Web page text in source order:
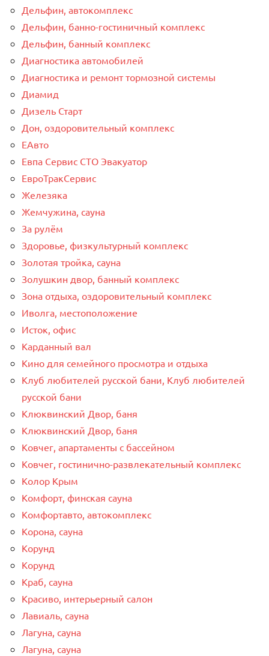
Дельфин, автокомплекс
Дельфин, банно-гостиничный комплекс
Дельфин, банный комплекс
Диагностика автомобилей
Диагностика и ремонт тормозной системы
Диамид
Дизель Старт
Дон, оздоровительный комплекс
ЕАвто
Евпа Сервис СТО Эвакуатор
ЕвроТракСервис
Железяка
Жемчужина, сауна
За рулём
Здоровье, физкультурный комплекс
Золотая тройка, сауна
Золушкин двор, банный комплекс
Зона отдыха, оздоровительный комплекс
Иволга, местоположение
Исток, офис
Карданный вал
Кино для семейного просмотра и отдыха
Клуб любителей русской бани, Клуб любителей
русской бани
Клюквинский Двор, баня
Клюквинский Двор, баня
Ковчег, апартаменты с бассейном
Ковчег, гостинично-развлекательный комплекс
Колор Крым
Комфорт, финская сауна
Комфортавто, автокомплекс
Корона, сауна
Корунд
Корунд
Краб, сауна
Красиво, интерьерный салон
Лавиаль, сауна
Лагуна, сауна
Лагуна, сауна